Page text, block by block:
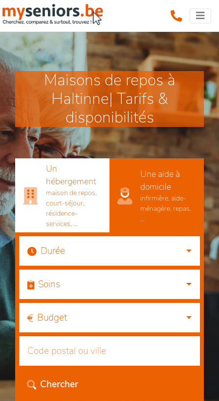
Maisons de repos à
Haltinne| Tarifs &
disponibilités
Un
hébergement
maison de repos,
court-séjour,
résidence-
services, ...
Une aide à
domicile
infirmière, aide-
ménagère, repas,
...
Durée
Soins
Budget
Chercher